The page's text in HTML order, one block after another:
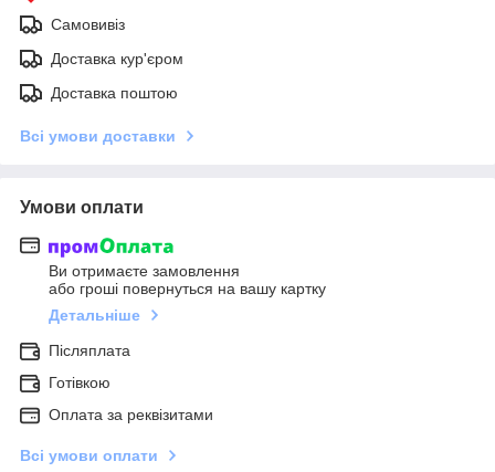
Самовивіз
Доставка кур'єром
Доставка поштою
Всі умови доставки
Умови оплати
Ви отримаєте замовлення
або гроші повернуться на вашу картку
Детальніше
Післяплата
Готівкою
Оплата за реквізитами
Всі умови оплати